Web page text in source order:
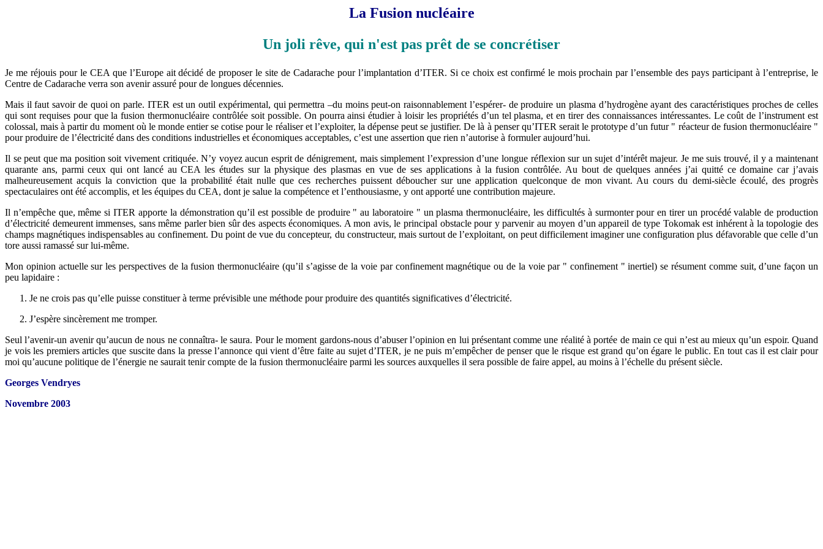
La Fusion nucléaire
Un joli rêve, qui n'est pas prêt de se concrétiser
Je me réjouis pour le CEA que l’Europe ait décidé de proposer le site de Cadarache pour l’implantation d’ITER. Si ce choix est confirmé le mois prochain par l’ensemble des pays participant à l’entreprise, le
Centre de Cadarache verra son avenir assuré pour de longues décennies.
Mais il faut savoir de quoi on parle. ITER est un outil expérimental, qui permettra –du moins peut-on raisonnablement l’espérer- de produire un plasma d’hydrogène ayant des caractéristiques proches de celles
qui sont requises pour que la fusion thermonucléaire contrôlée soit possible. On pourra ainsi étudier à loisir les propriétés d’un tel plasma, et en tirer des connaissances intéressantes. Le coût de l’instrument est
colossal, mais à partir du moment où le monde entier se cotise pour le réaliser et l’exploiter, la dépense peut se justifier. De là à penser qu’ITER serait le prototype d’un futur " réacteur de fusion thermonucléaire "
pour produire de l’électricité dans des conditions industrielles et économiques acceptables, c’est une assertion que rien n’autorise à formuler aujourd’hui.
Il se peut que ma position soit vivement critiquée. N’y voyez aucun esprit de dénigrement, mais simplement l’expression d’une longue réflexion sur un sujet d’intérêt majeur. Je me suis trouvé, il y a maintenant
quarante ans, parmi ceux qui ont lancé au CEA les études sur la physique des plasmas en vue de ses applications à la fusion contrôlée. Au bout de quelques années j’ai quitté ce domaine car j’avais
malheureusement acquis la conviction que la probabilité était nulle que ces recherches puissent déboucher sur une application quelconque de mon vivant. Au cours du demi-siècle écoulé, des progrès
spectaculaires ont été accomplis, et les équipes du CEA, dont je salue la compétence et l’enthousiasme, y ont apporté une contribution majeure.
Il n’empêche que, même si ITER apporte la démonstration qu’il est possible de produire " au laboratoire " un plasma thermonucléaire, les difficultés à surmonter pour en tirer un procédé valable de production
d’électricité demeurent immenses, sans même parler bien sûr des aspects économiques. A mon avis, le principal obstacle pour y parvenir au moyen d’un appareil de type Tokomak est inhérent à la topologie des
champs magnétiques indispensables au confinement. Du point de vue du concepteur, du constructeur, mais surtout de l’exploitant, on peut difficilement imaginer une configuration plus défavorable que celle d’un
tore aussi ramassé sur lui-même.
Mon opinion actuelle sur les perspectives de la fusion thermonucléaire (qu’il s’agisse de la voie par confinement magnétique ou de la voie par " confinement " inertiel) se résument comme suit, d’une façon un
peu lapidaire :
Je ne crois pas qu’elle puisse constituer à terme prévisible une méthode pour produire des quantités significatives d’électricité.
J’espère sincèrement me tromper.
Seul l’avenir-un avenir qu’aucun de nous ne connaîtra- le saura. Pour le moment gardons-nous d’abuser l’opinion en lui présentant comme une réalité à portée de main ce qui n’est au mieux qu’un espoir. Quand
je vois les premiers articles que suscite dans la presse l’annonce qui vient d’être faite au sujet d’ITER, je ne puis m’empêcher de penser que le risque est grand qu’on égare le public. En tout cas il est clair pour
moi qu’aucune politique de l’énergie ne saurait tenir compte de la fusion thermonucléaire parmi les sources auxquelles il sera possible de faire appel, au moins à l’échelle du présent siècle.
Georges Vendryes
Novembre 2003